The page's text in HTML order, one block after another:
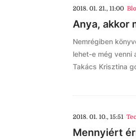
2018. 01. 21., 11:00
Anya, akkor
Nemrégiben
lehet-e még venni
Takács Krisztina
2018. 01. 10., 15:51
Mennyiért